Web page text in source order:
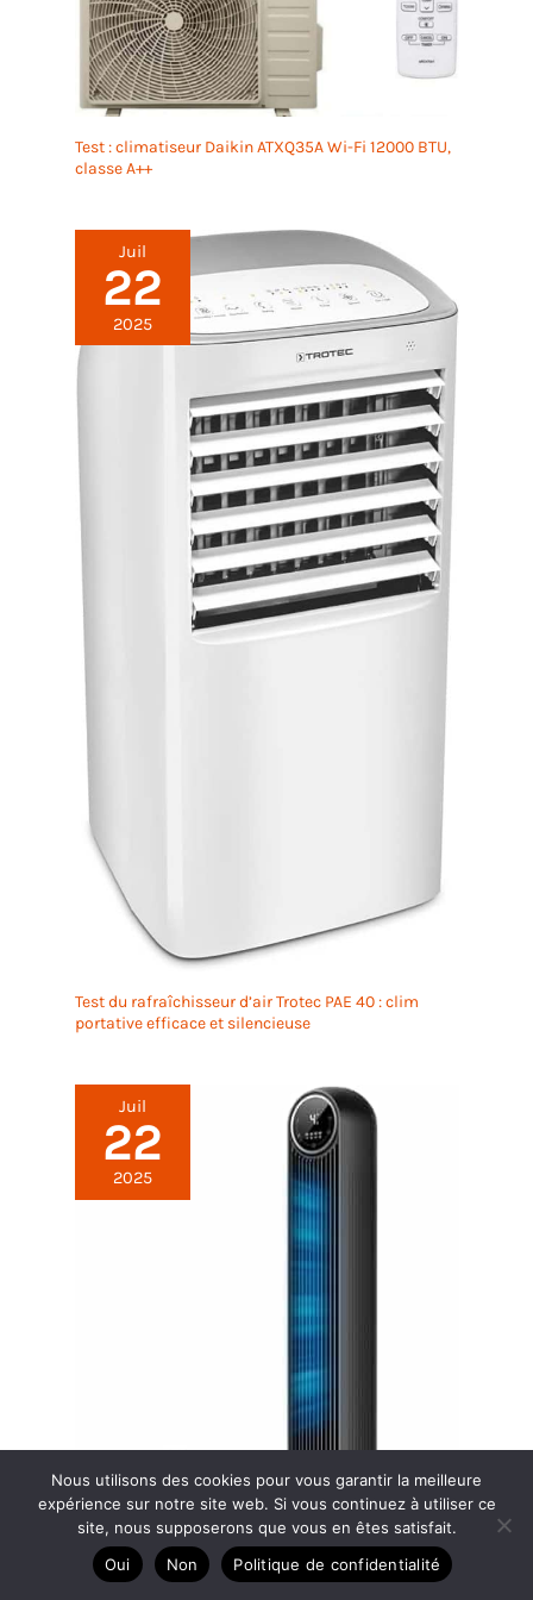
Test : climatiseur Daikin ATXQ35A Wi-Fi 12000 BTU,
classe A++
Juil
22
2025
Test du rafraîchisseur d’air Trotec PAE 40 : clim
portative efficace et silencieuse
Juil
22
2025
Nous utilisons des cookies pour vous garantir la meilleure
expérience sur notre site web. Si vous continuez à utiliser ce
site, nous supposerons que vous en êtes satisfait.
Oui
Non Politique de confidentialité